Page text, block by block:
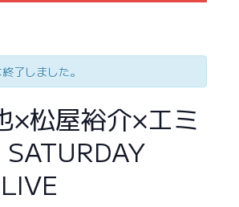
了しました。
×松屋裕介×エミ